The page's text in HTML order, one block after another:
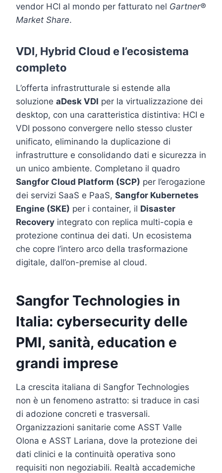
vendor HCI al mondo per fatturato nel Gartner®
Market Share.
VDI, Hybrid Cloud e l’ecosistema
completo
L’offerta infrastrutturale si estende alla
soluzione aDesk VDI per la virtualizzazione dei
desktop, con una caratteristica distintiva: HCI e
VDI possono convergere nello stesso cluster
unificato, eliminando la duplicazione di
infrastrutture e consolidando dati e sicurezza in
un unico ambiente. Completano il quadro
Sangfor Cloud Platform (SCP) per l’erogazione
dei servizi SaaS e PaaS, Sangfor Kubernetes
Engine (SKE) per i container, il Disaster
Recovery integrato con replica multi-copia e
protezione continua dei dati. Un ecosistema
che copre l’intero arco della trasformazione
digitale, dall’on-premise al cloud.
Sangfor Technologies in
Italia: cybersecurity delle
PMI, sanità, education e
grandi imprese
La crescita italiana di Sangfor Technologies
non è un fenomeno astratto: si traduce in casi
di adozione concreti e trasversali.
Organizzazioni sanitarie come ASST Valle
Olona e ASST Lariana, dove la protezione dei
dati clinici e la continuità operativa sono
requisiti non negoziabili. Realtà accademiche